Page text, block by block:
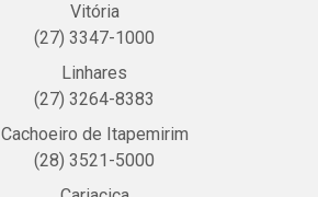
Vitória
(27) 3347-1000
Linhares
(27) 3264-8383
Cachoeiro de Itapemirim
(28) 3521-5000